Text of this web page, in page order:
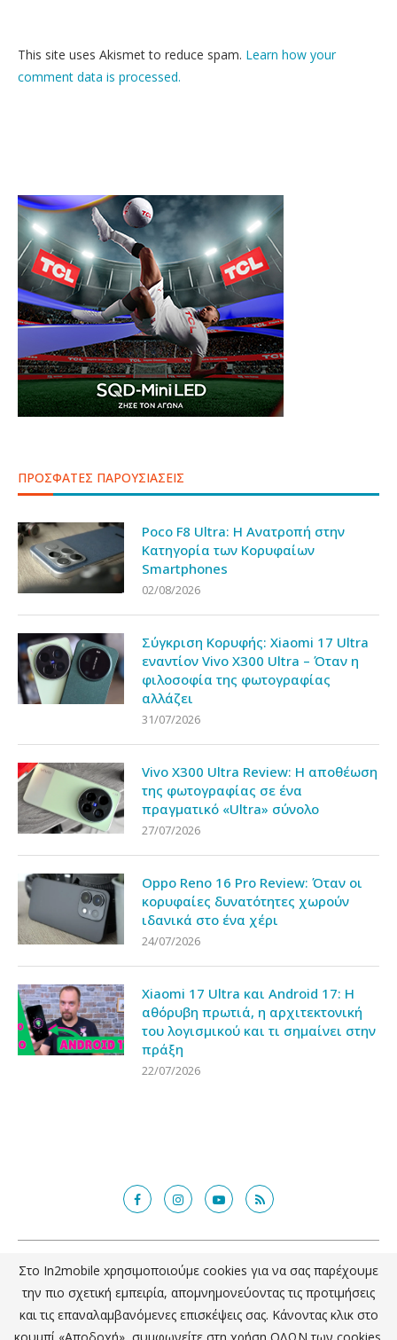
This site uses Akismet to reduce spam. Learn how your
comment data is processed.
ΠΡΟΣΦΑΤΕΣ ΠΑΡΟΥΣΙΑΣΕΙΣ
Poco F8 Ultra: Η Ανατροπή στην
Κατηγορία των Κορυφαίων
Smartphones
02/08/2026
Σύγκριση Κορυφής: Xiaomi 17 Ultra
εναντίον Vivo X300 Ultra – Όταν η
φιλοσοφία της φωτογραφίας
αλλάζει
31/07/2026
Vivo X300 Ultra Review: Η αποθέωση
της φωτογραφίας σε ένα
πραγματικό «Ultra» σύνολο
27/07/2026
Oppo Reno 16 Pro Review: Όταν οι
κορυφαίες δυνατότητες χωρούν
ιδανικά στο ένα χέρι
24/07/2026
Xiaomi 17 Ultra και Android 17: Η
αθόρυβη πρωτιά, η αρχιτεκτονική
του λογισμικού και τι σημαίνει στην
πράξη
22/07/2026
@2018 - in2mobile.gr. All Right Reserved. Designed and developed by
mcde.gr
ΕΠΙΣΤΡΟΦΗ ΣΤΗΝ ΚΟΡΥΦΗ
Στο In2mobile xρησιμοποιούμε cookies για να σας παρέχουμε
την πιο σχετική εμπειρία, απομνημονεύοντας τις προτιμήσεις
και τις επαναλαμβανόμενες επισκέψεις σας. Κάνοντας κλικ στο